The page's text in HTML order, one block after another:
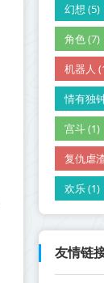
幻想 (5)
角色 (7)
机器人
情有独
宫斗 (1)
复仇虐
欢乐 (1)
友情链